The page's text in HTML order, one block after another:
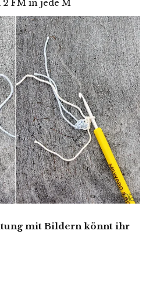
2 FM in jede M
mit Bildern könnt ihr